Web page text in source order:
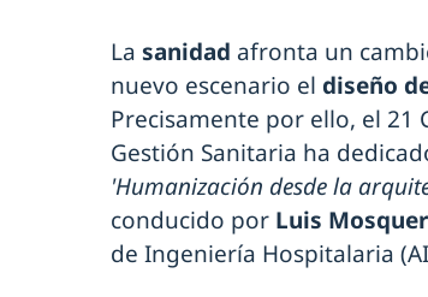
La sanidad afronta un
nuevo escenario el diseño
Precisamente por ello, el 21
Gestión Sanitaria ha
'Humanización desde la
conducido por Luis
de Ingeniería Hospitalaria